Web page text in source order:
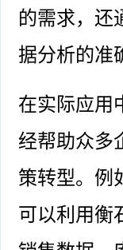
的需求，还
据分析的准
在实际应用
经帮助众多
策转型。例
可以利用衡